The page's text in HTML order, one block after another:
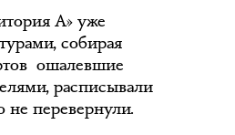
А» уже
собирая
ошалевшие
расписывали
не перевернули.